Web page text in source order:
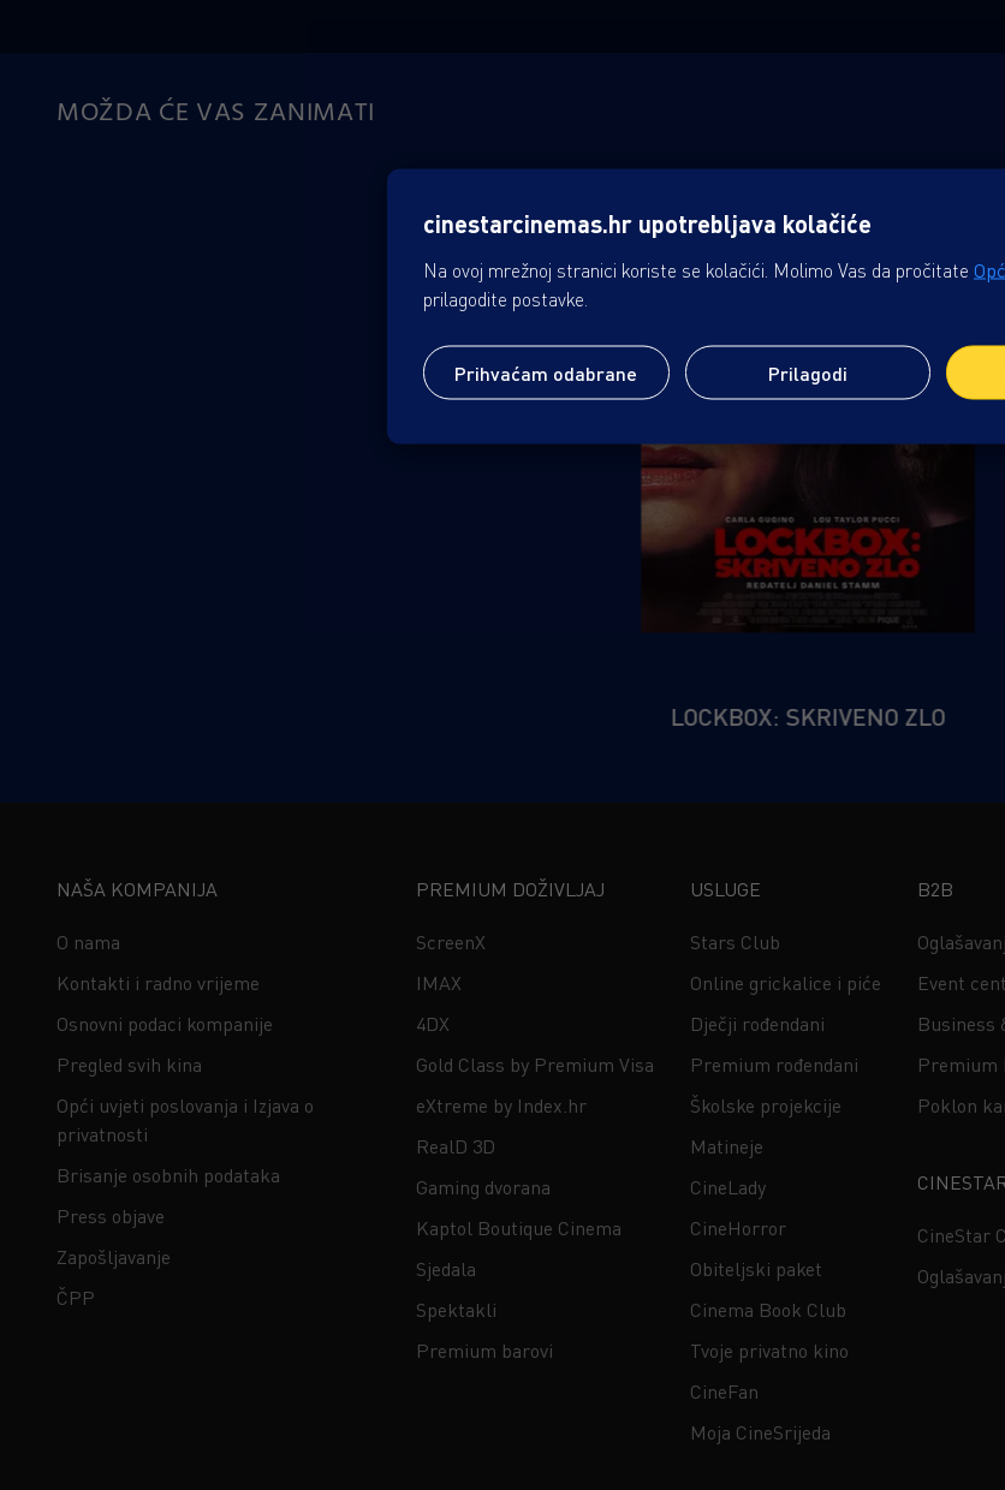
MOŽDA ĆE VAS ZANIMATI
LOCKBOX: SKRIVENO ZLO
NAŠA KOMPANIJA
O nama
Kontakti i radno vrijeme
Osnovni podaci kompanije
Pregled svih kina
Opći uvjeti poslovanja i Izjava o
privatnosti
Brisanje osobnih podataka
Press objave
Zapošljavanje
ČPP
PREMIUM DOŽIVLJAJ
ScreenX
IMAX
4DX
Gold Class by Premium Visa
eXtreme by Index.hr
RealD 3D
Gaming dvorana
Kaptol Boutique Cinema
Sjedala
Spektakli
Premium barovi
USLUGE
Stars Club
Online grickalice i piće
Dječji rođendani
Premium rođendani
Školske projekcije
Matineje
CineLady
CineHorror
Obiteljski paket
Cinema Book Club
Tvoje privatno kino
CineFan
Moja CineSrijeda
B2B
Event
Business
Premium
Poklon
CineStar
cinestarcinemas.hr upotrebljava kolačiće
Na ovoj mrežnoj stranici koriste se kolačići. Molimo Vas da pročitate
prilagodite postavke.
Prihvaćam odabrane Prilagodi